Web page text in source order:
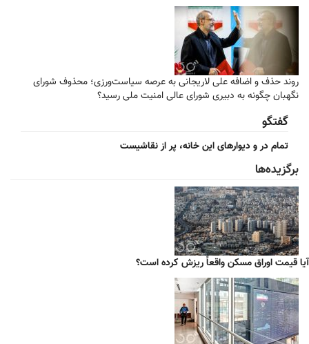
روند حذف و اضافه علی لاریجانی به عرصه سیاست‌ورزی؛ محذوف شورای
نگهبان چگونه به دبیری شورای عالی امنیت ملی رسید؟
گفتگو
تمام در و دیوارهای این خانه، پر از نقاشیست
برگزیده‌ها
آیا قیمت اوراق مسکن واقعاً ریزش کرده است؟